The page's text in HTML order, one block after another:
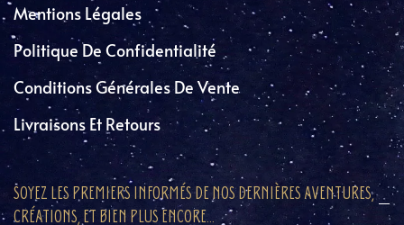
Mentions Légales
Politique De Confidentialité
Conditions Générales De Vente
Livraisons Et Retours
SOYEZ LES PREMIERS INFORMÉS DE NOS DERNIÈRES AVENTURES,
CRÉATIONS, ET BIEN PLUS ENCORE...